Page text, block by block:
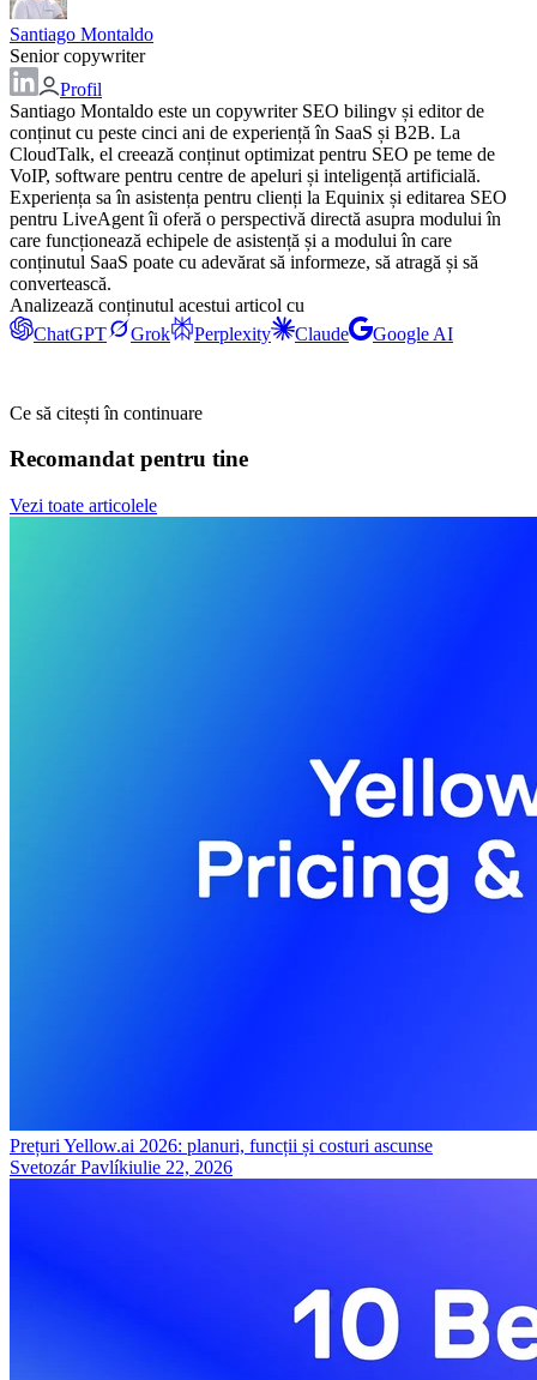
Santiago Montaldo
Senior copywriter
Profil
Santiago Montaldo este un copywriter SEO bilingv și editor de
conținut cu peste cinci ani de experiență în SaaS și B2B. La
CloudTalk, el creează conținut optimizat pentru SEO pe teme de
VoIP, software pentru centre de apeluri și inteligență artificială.
Experiența sa în asistența pentru clienți la Equinix și editarea SEO
pentru LiveAgent îi oferă o perspectivă directă asupra modului în
care funcționează echipele de asistență și a modului în care
conținutul SaaS poate cu adevărat să informeze, să atragă și să
convertească.
Analizează conținutul acestui articol cu
ChatGPT
Grok Perplexity Claude Google AI
Ce să citești în continuare
Recomandat pentru tine
Vezi toate articolele
Prețuri Yellow.ai 2026: planuri, funcții și costuri ascunse
Svetozár Pavlíkiulie 22, 2026